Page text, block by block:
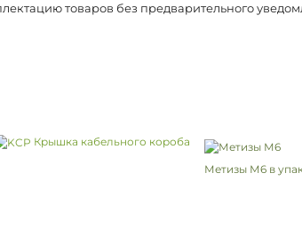
товаров без предварительного
Крышка кабельного короба
Метизы М6 в